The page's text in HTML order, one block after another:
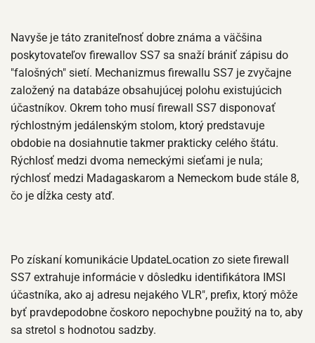
Navyše je táto zraniteľnosť dobre známa a väčšina
poskytovateľov firewallov SS7 sa snaží brániť zápisu do
"falošných" sietí. Mechanizmus firewallu SS7 je zvyčajne
založený na databáze obsahujúcej polohu existujúcich
účastníkov. Okrem toho musí firewall SS7 disponovať
rýchlostným jedálenským stolom, ktorý predstavuje
obdobie na dosiahnutie takmer prakticky celého štátu.
Rýchlosť medzi dvoma nemeckými sieťami je nula;
rýchlosť medzi Madagaskarom a Nemeckom bude stále 8,
čo je dĺžka cesty atď.
Po získaní komunikácie UpdateLocation zo siete firewall
SS7 extrahuje informácie v dôsledku identifikátora IMSI
účastníka, ako aj adresu nejakého VLR", prefix, ktorý môže
byť pravdepodobne čoskoro nepochybne použitý na to, aby
sa stretol s hodnotou sadzby.